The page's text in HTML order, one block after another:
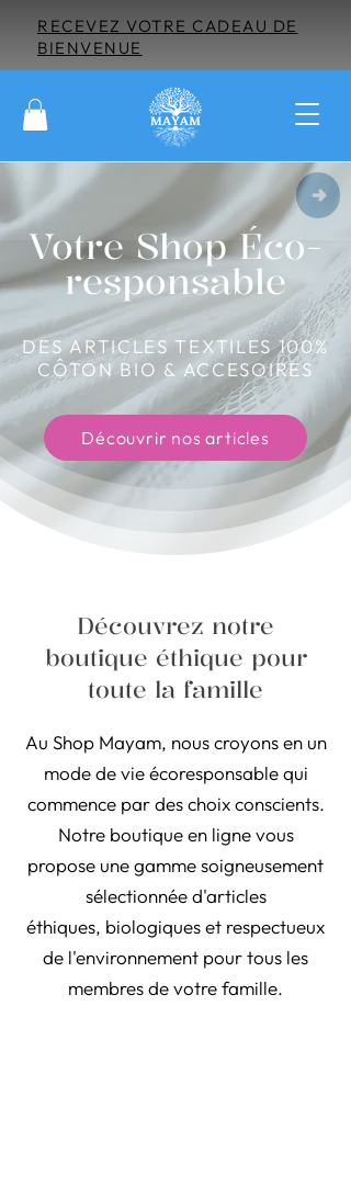
RECEVEZ VOTRE CADEAU DE
BIENVENUE
Votre Shop Éco-
responsable
DES ARTICLES TEXTILES 100%
CÔTON BIO & ACCESOIRES
Découvrir nos articles
Découvrez notre
boutique éthique pour
toute la famille
Au Shop Mayam, nous croyons en un
mode de vie écoresponsable qui
commence par des choix conscients.
Notre boutique en ligne vous
propose une gamme soigneusement
sélectionnée d'articles
éthiques, biologiques et respectueux
de l'environnement pour tous les
membres de votre famille.